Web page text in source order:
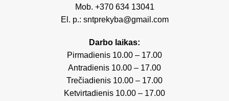
Mob. +370 634 13041
El. p.: sntprekyba@gmail.com
Darbo laikas:
Pirmadienis 10.00 – 17.00
Antradienis 10.00 – 17.00
Trečiadienis 10.00 – 17.00
Ketvirtadienis 10.00 – 17.00